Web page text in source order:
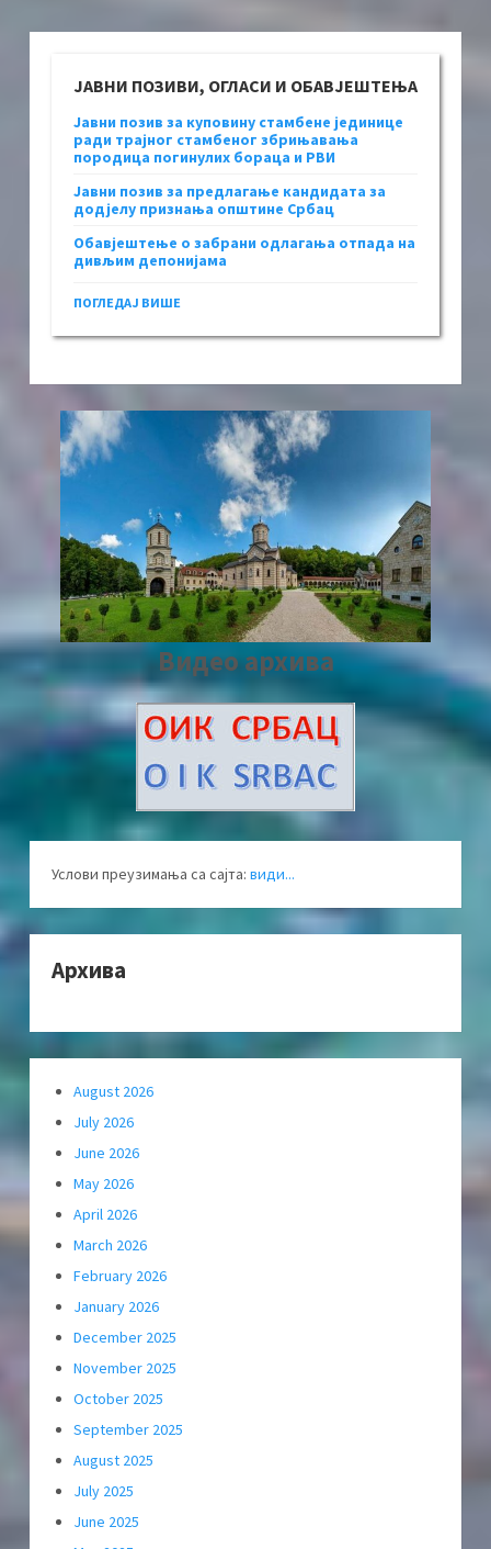
ЈАВНИ ПОЗИВИ, ОГЛАСИ И ОБАВЈЕШТЕЊА
Јавни позив за куповину стамбене јединице
ради трајног стамбеног збрињавања
породица погинулих бораца и РВИ
Јавни позив за предлагање кандидата за
додјелу признања општине Србац
Обавјештење о забрани одлагања отпада на
дивљим депонијама
ПОГЛЕДАЈ ВИШЕ
Видео архива
Услови преузимања са сајта: види...
Архива
August 2026
July 2026
June 2026
May 2026
April 2026
March 2026
February 2026
January 2026
December 2025
November 2025
October 2025
September 2025
August 2025
July 2025
June 2025